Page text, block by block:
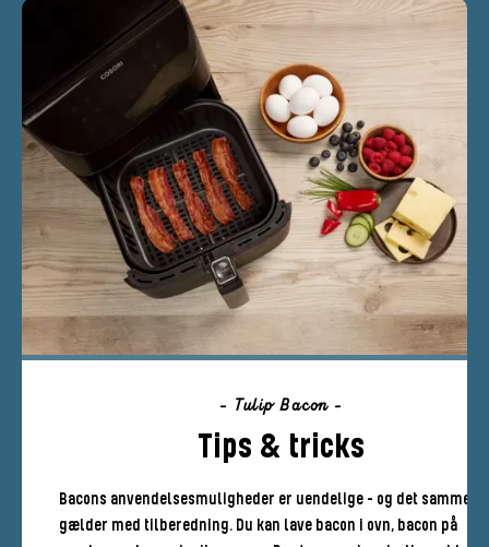
- Tulip Bacon -
Tips & tricks
Bacons anvendelsesmuligheder er uendelige – og det samme
gælder med tilberedning. Du kan lave bacon i ovn, bacon på